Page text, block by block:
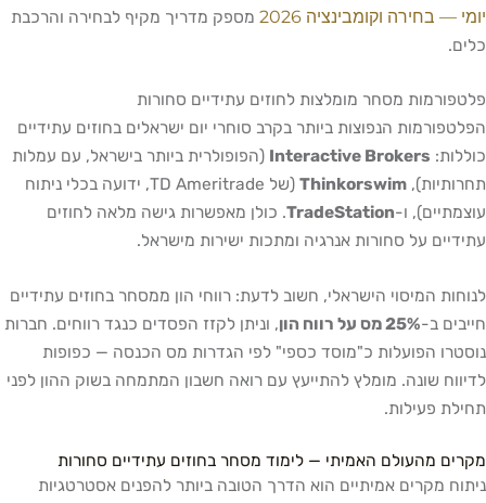
יומי — בחירה וקומבינציה 2026
מספק מדריך מקיף לבחירה והרכבת
כלים.
פלטפורמות מסחר מומלצות לחוזים עתידיים סחורות
הפלטפורמות הנפוצות ביותר בקרב סוחרי יום ישראלים בחוזים עתידיים
כוללות: Interactive Brokers (הפופולרית ביותר בישראל, עם עמלות
תחרותיות), Thinkorswim
(של TD Ameritrade, ידועה בכלי ניתוח
עוצמתיים), ו-TradeStation. כולן מאפשרות גישה מלאה לחוזים
עתידיים על סחורות אנרגיה ומתכות ישירות מישראל.
לנוחות המיסוי הישראלי, חשוב לדעת: רווחי הון ממסחר בחוזים עתידיים
חייבים ב-25% מס על רווח הון
, וניתן לקזז הפסדים כנגד רווחים. חברות
נוסטרו הפועלות כ"מוסד כספי" לפי הגדרות מס הכנסה — כפופות
לדיווח שונה. מומלץ להתייעץ עם רואה חשבון המתמחה בשוק ההון לפני
תחילת פעילות.
מקרים מהעולם האמיתי — לימוד מסחר בחוזים עתידיים סחורות
ניתוח מקרים אמיתיים הוא הדרך הטובה ביותר להפנים אסטרטגיות